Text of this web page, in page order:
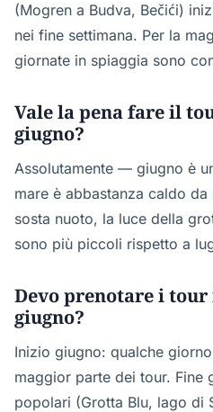
(Mogren a Budva, Bečići)
nei fine settimana. Per la
giornate in spiaggia sono
Vale la pena fare il
giugno?
Assolutamente — giugno è
mare è abbastanza caldo
sosta nuoto, la luce della
sono più piccoli rispetto a
Devo prenotare i
giugno?
Inizio giugno: qualche
maggior parte dei tour. Fine
popolari (Grotta Blu, lago di